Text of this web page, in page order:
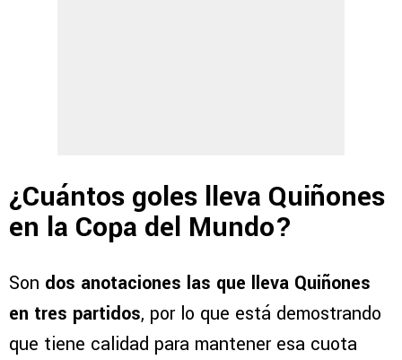
¿Cuántos goles lleva Quiñones
en la Copa del Mundo?
Son dos anotaciones las que lleva Quiñones
en tres partidos, por lo que está demostrando
que tiene calidad para mantener esa cuota